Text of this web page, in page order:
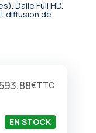
Dalle Full HD.
diffusion de
€
EN STOCK